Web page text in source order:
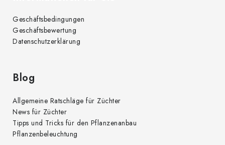
Geschäftsbedingungen
Geschäftsbewertung
Datenschutzerklärung
Blog
Allgemeine Ratschläge für Züchter
News für Züchter
Tipps und Tricks für den Pflanzenanbau
Pflanzenbeleuchtung